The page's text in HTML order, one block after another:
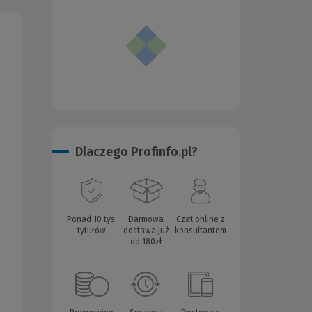
Dlaczego Profinfo.pl?
Ponad 10 tys.
tytułów
Darmowa
dostawa już
od 180zł
Czat online z
konsultantem